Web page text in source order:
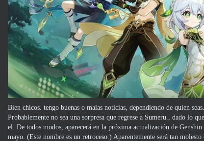
Bien chicos. tengo buenas o malas noticias, dependiendo de quien
Probablemente no sea una sorpresa que regrese a Sumeru., dado lo
el. De todos modos, aparecerá en la próxima actualización de
mayo. (Este nombre es un retroceso.) Aparentemente será tan